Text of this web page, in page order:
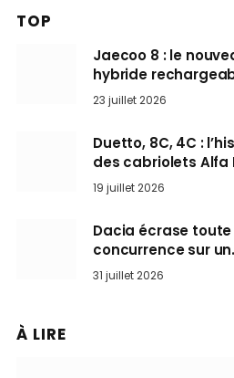
TOP
Jaecoo 8 : le
hybride
ch qui vise l’Audi Q7
en Europe cet
23 juillet 2026
Duetto, 8C, 4C :
des cabriolets Alfa
ces Spider qui ont
l’art de rouler
vent
19 juillet 2026
Dacia écrase toute
concurrence sur un
marché où
l’attendait
31 juillet 2026
À LIRE